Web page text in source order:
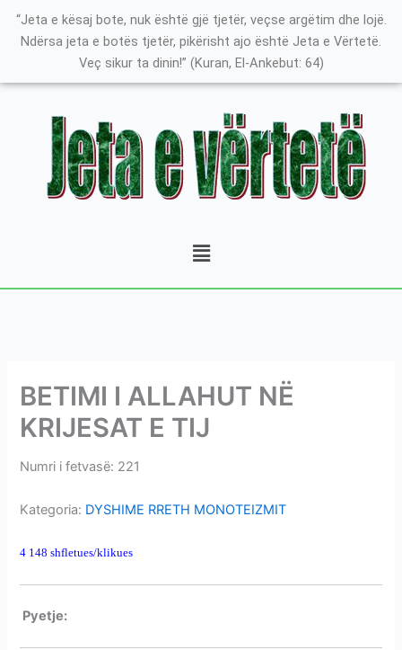
“Jeta e kësaj bote, nuk është gjë tjetër, veçse argëtim dhe lojë.
Ndërsa jeta e botës tjetër, pikërisht ajo është Jeta e Vërtetë.
Veç sikur ta dinin!” (Kuran, El-Ankebut: 64)
Menu
BETIMI I ALLAHUT NË
KRIJESAT E TIJ
Numri i fetvasë: 221
Kategoria: DYSHIME RRETH MONOTEIZMIT
4 148 shfletues/klikues
Pyetje:
K
a
e
i
m
e